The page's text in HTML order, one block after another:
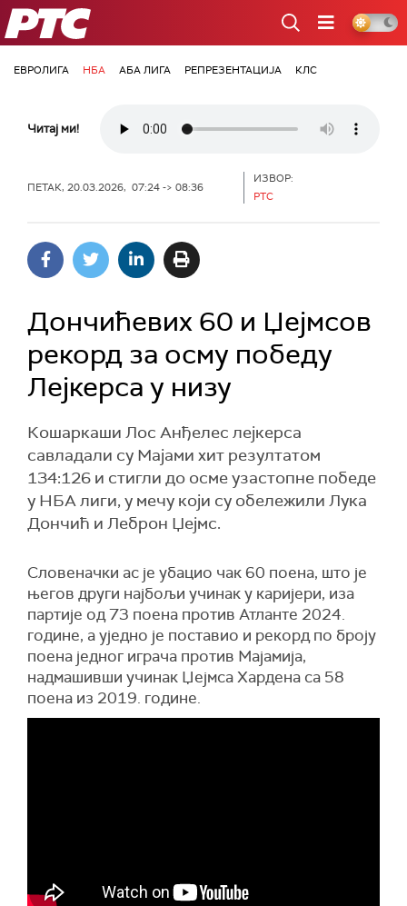
РТС
ЕВРОЛИГА НБА АБА ЛИГА РЕПРЕЗЕНТАЦИЈА КЛС
Читај ми!
ПЕТАК, 20.03.2026, 07:24 -> 08:36
ИЗВОР:
РТС
Дончићевих 60 и Џејмсов
рекорд за осму победу
Лејкерса у низу
Кошаркаши Лос Анђелес лејкерса
савладали су Мајами хит резултатом
134:126 и стигли до осме узастопне победе
у НБА лиги, у мечу који су обележили Лука
Дончић и Леброн Џејмс.
Словеначки ас је убацио чак 60 поена, што је
његов други најбољи учинак у каријери, иза
партије од 73 поена против Атланте 2024.
године, а уједно је поставио и рекорд по броју
поена једног играча против Мајамија,
надмашивши учинак Џејмса Хардена са 58
поена из 2019. године.